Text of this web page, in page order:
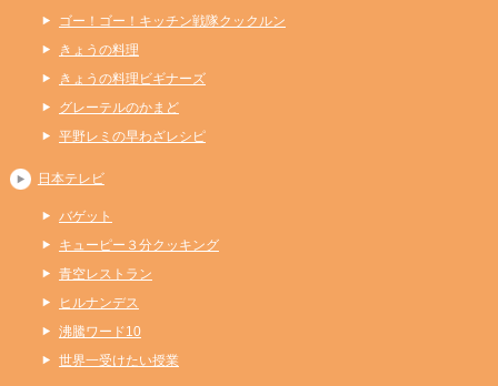
ゴー！ゴー！キッチン戦隊クックルン
きょうの料理
きょうの料理ビギナーズ
グレーテルのかまど
平野レミの早わざレシピ
日本テレビ
バゲット
キューピー３分クッキング
青空レストラン
ヒルナンデス
沸騰ワード10
世界一受けたい授業